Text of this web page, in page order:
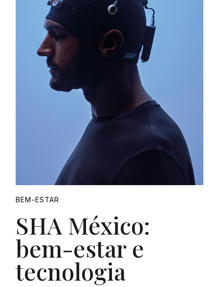
Proudly
BEM-ESTAR
SHA México:
bem-estar e
tecnologia